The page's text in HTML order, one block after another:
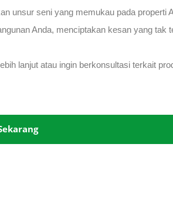
unsur seni yang memukau pada properti
Anda, menciptakan kesan yang tak
lanjut atau ingin berkonsultasi terkait